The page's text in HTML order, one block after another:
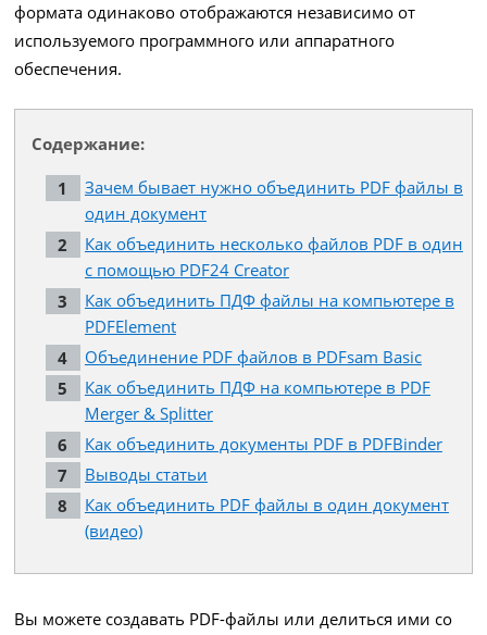
формата одинаково отображаются независимо от
используемого программного или аппаратного
обеспечения.
Содержание:
Зачем бывает нужно объединить PDF файлы в
один документ
Как объединить несколько файлов PDF в один
с помощью PDF24 Creator
Как объединить ПДФ файлы на компьютере в
PDFElement
Объединение PDF файлов в PDFsam Basic
Как объединить ПДФ на компьютере в PDF
Merger & Splitter
Как объединить документы PDF в PDFBinder
Выводы статьи
Как объединить PDF файлы в один документ
(видео)
Вы можете создавать PDF-файлы или делиться ими со